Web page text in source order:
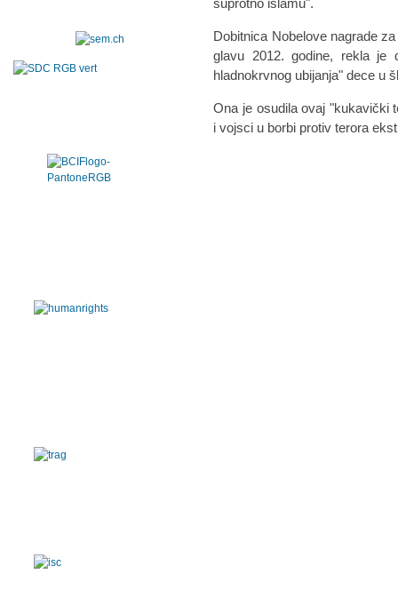
suprotno islamu".
Dobitnica Nobelove nagrade
glavu 2012. godine, rekla je
hladnokrvnog ubijanja" dece u
Ona je osudila ovaj "kukavički
i vojsci u borbi protiv terora